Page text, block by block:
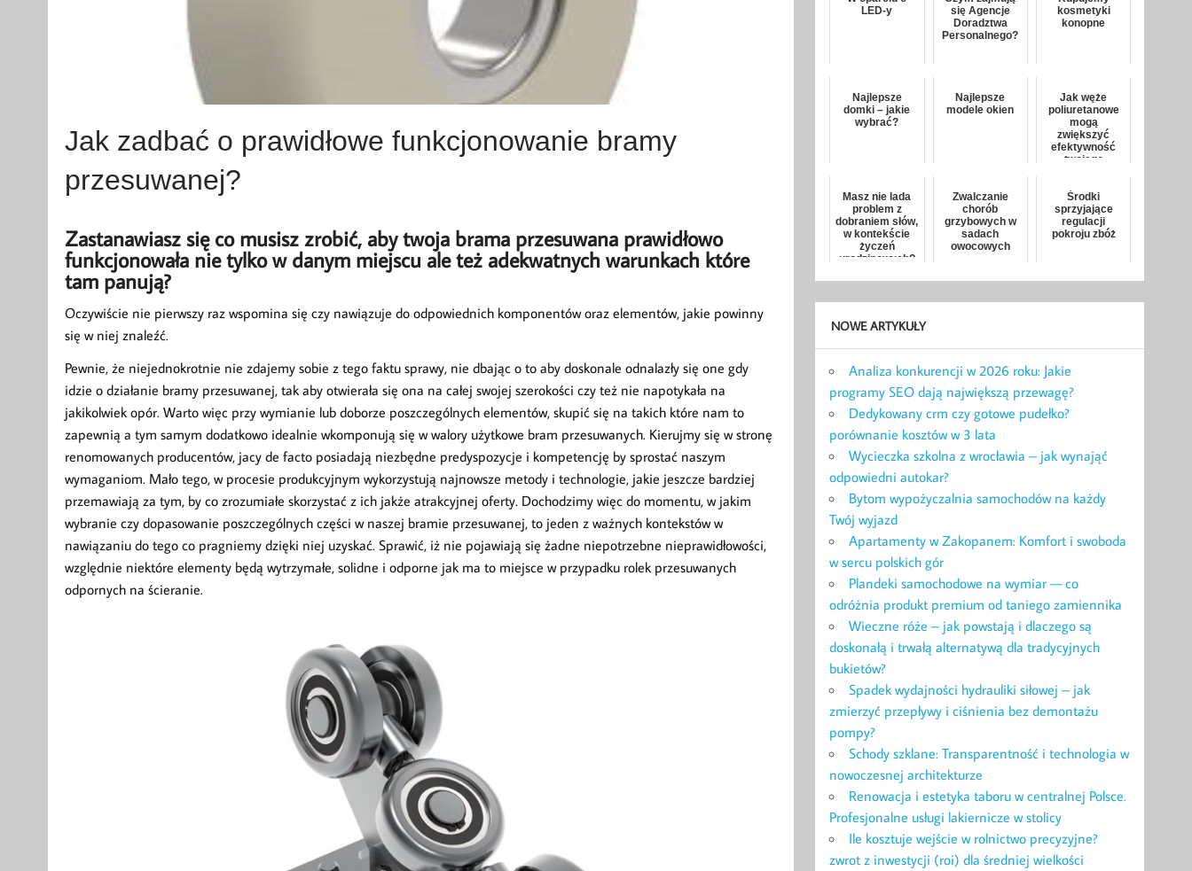
Jak zadbać o prawidłowe funkcjonowanie bramy
przesuwanej?
Zastanawiasz się co musisz zrobić, aby twoja brama przesuwana prawidłowo
funkcjonowała nie tylko w danym miejscu ale też adekwatnych warunkach które
tam panują?
Oczywiście nie pierwszy raz wspomina się czy nawiązuje do odpowiednich komponentów oraz elementów, jakie powinny
się w niej znaleźć.
Pewnie, że niejednokrotnie nie zdajemy sobie z tego faktu sprawy, nie dbając o to aby doskonale odnalazły się one gdy
idzie o działanie bramy przesuwanej, tak aby otwierała się ona na całej swojej szerokości czy też nie napotykała na
jakikolwiek opór. Warto więc przy wymianie lub doborze poszczególnych elementów, skupić się na takich które nam to
zapewnią a tym samym dodatkowo idealnie wkomponują się w walory użytkowe bram przesuwanych. Kierujmy się w stronę
renomowanych producentów, jacy de facto posiadają niezbędne predyspozycje i kompetencję by sprostać naszym
wymaganiom. Mało tego, w procesie produkcyjnym wykorzystują najnowsze metody i technologie, jakie jeszcze bardziej
przemawiają za tym, by co zrozumiałe skorzystać z ich jakże atrakcyjnej oferty. Dochodzimy więc do momentu, w jakim
wybranie czy dopasowanie poszczególnych części w naszej bramie przesuwanej, to jeden z ważnych kontekstów w
nawiązaniu do tego co pragniemy dzięki niej uzyskać. Sprawić, iż nie pojawiają się żadne niepotrzebne nieprawidłowości,
względnie niektóre elementy będą wytrzymałe, solidne i odporne jak ma to miejsce w przypadku rolek przesuwanych
odpornych na ścieranie.
LED-y
się Agencje
Doradztwa
Personalnego?
kosmetyki
konopne
Najlepsze
domki – jakie
wybrać?
Najlepsze
modele okien
Jak węże
poliuretanowe
mogą
zwiększyć
efektywność
twojego
Masz nie lada
problem z
dobraniem słów,
w kontekście
życzeń
urodzinowych?
Zwalczanie
chorób
grzybowych w
sadach
owocowych
Środki
sprzyjające
regulacji
pokroju zbóż
NOWE ARTYKUŁY
Analiza konkurencji w 2026 roku: Jakie
programy SEO dają największą przewagę?
Dedykowany crm czy gotowe pudełko?
porównanie kosztów w 3 lata
Wycieczka szkolna z wrocławia – jak wynająć
odpowiedni autokar?
Bytom wypożyczalnia samochodów na każdy
Twój wyjazd
Apartamenty w Zakopanem: Komfort i swoboda
w sercu polskich gór
Plandeki samochodowe na wymiar — co
odróżnia produkt premium od taniego zamiennika
Wieczne róże – jak powstają i dlaczego są
doskonałą i trwałą alternatywą dla tradycyjnych
bukietów?
Spadek wydajności hydrauliki siłowej – jak
zmierzyć przepływy i ciśnienia bez demontażu
pompy?
Schody szklane: Transparentność i technologia w
nowoczesnej architekturze
Renowacja i estetyka taboru w centralnej Polsce.
Profesjonalne usługi lakiernicze w stolicy
Ile kosztuje wejście w rolnictwo precyzyjne?
zwrot z inwestycji (roi) dla średniej wielkości